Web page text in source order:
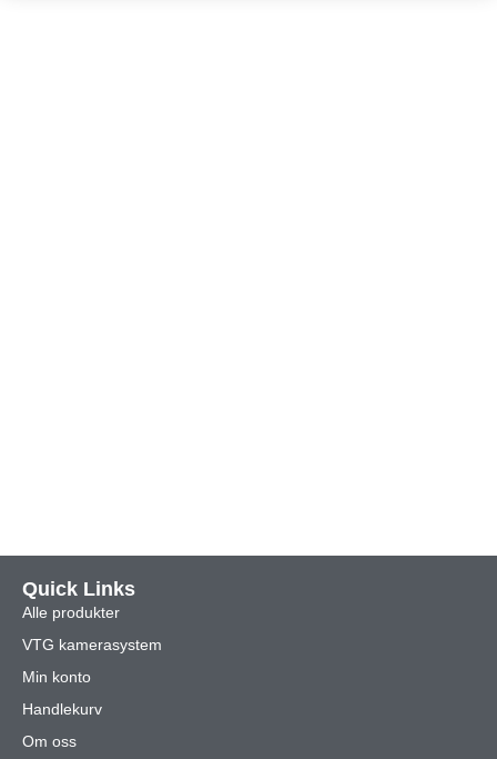
Quick Links
Alle produkter
VTG kamerasystem
Min konto
Handlekurv
Om oss